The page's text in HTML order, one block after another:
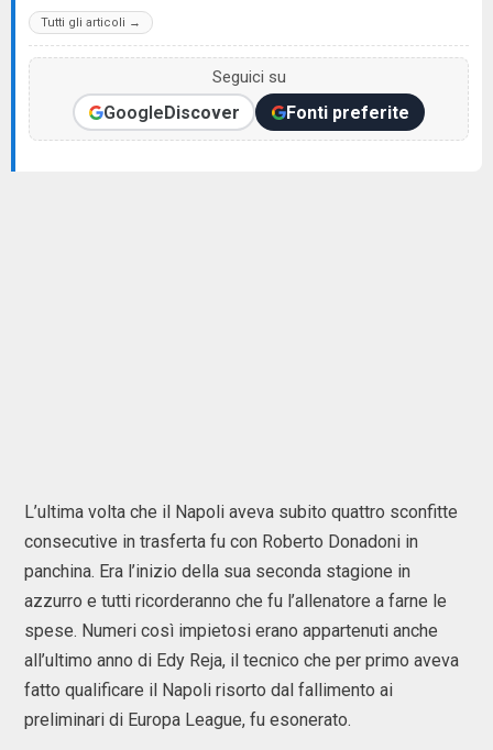
Tutti gli articoli →
Seguici su
GoogleDiscover Fonti preferite
L’ultima volta che il Napoli aveva subito quattro sconfitte
consecutive in trasferta fu con Roberto Donadoni in
panchina. Era l’inizio della sua seconda stagione in
azzurro e tutti ricorderanno che fu l’allenatore a farne le
spese. Numeri così impietosi erano appartenuti anche
all’ultimo anno di Edy Reja, il tecnico che per primo aveva
fatto qualificare il Napoli risorto dal fallimento ai
preliminari di Europa League, fu esonerato.